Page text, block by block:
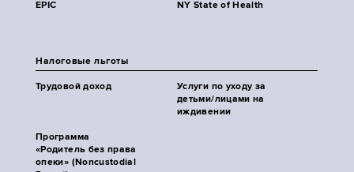
EPIC NY State of Health
Налоговые льготы
Трудовой доход
Услуги по уходу за
детьми/лицами на
иждивении
Программа
«Родитель без права
опеки» (Noncustodial